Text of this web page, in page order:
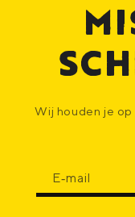
Wij houden je
E‑mail